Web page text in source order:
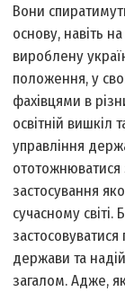
Вони
основу, навіть
вироблену
положення, у
фахівцями в
освітній вишкіл
управління
застосування
сучасному світі.
держави та
загалом. Адже,